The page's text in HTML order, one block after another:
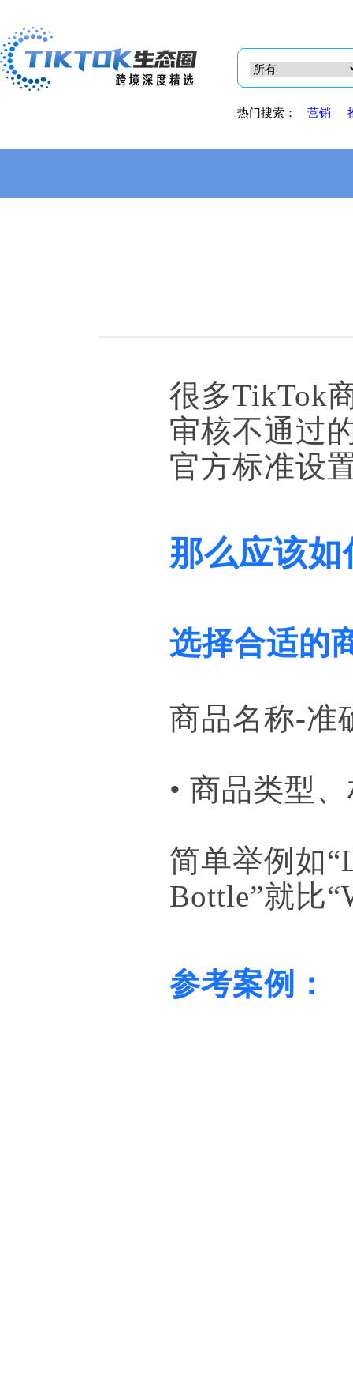
热门搜索： 营销
很多TikTok
审核不通过
官方标准设
那么应该
选择合适的
商品名称-准
• 商品类型
简单举例如
Bottle”就比
参考案例：